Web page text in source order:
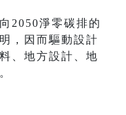
2050淨零碳排的
，因而驅動設計
、地方設計、地